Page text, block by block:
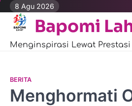
Skip
content
8 Agu 2026
Bapomi
Menginspirasi Lewat
BERITA
Menghormati